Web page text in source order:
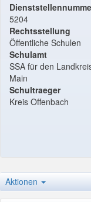
5204
Rechtsstellung
Öffentliche Schulen
Schulamt
SSA für den
Main
Schultraeger
Kreis Offenbach
Aktionen